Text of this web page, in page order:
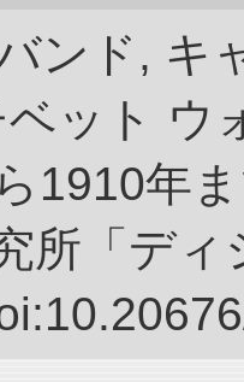
ンド, キ
ベット ウ
1910年
所「デ